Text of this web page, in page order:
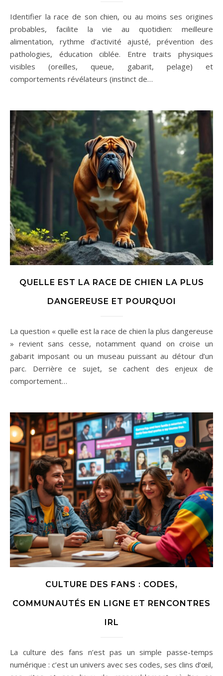
Identifier la race de son chien, ou au moins ses origines
probables, facilite la vie au quotidien: meilleure
alimentation, rythme d’activité ajusté, prévention des
pathologies, éducation ciblée. Entre traits physiques
visibles (oreilles, queue, gabarit, pelage) et
comportements révélateurs (instinct de…
QUELLE EST LA RACE DE CHIEN LA PLUS
DANGEREUSE ET POURQUOI
La question « quelle est la race de chien la plus dangereuse
» revient sans cesse, notamment quand on croise un
gabarit imposant ou un museau puissant au détour d’un
parc. Derrière ce sujet, se cachent des enjeux de
comportement…
CULTURE DES FANS : CODES,
COMMUNAUTÉS EN LIGNE ET RENCONTRES
IRL
La culture des fans n’est pas un simple passe-temps
numérique : c’est un univers avec ses codes, ses clins d’œil,